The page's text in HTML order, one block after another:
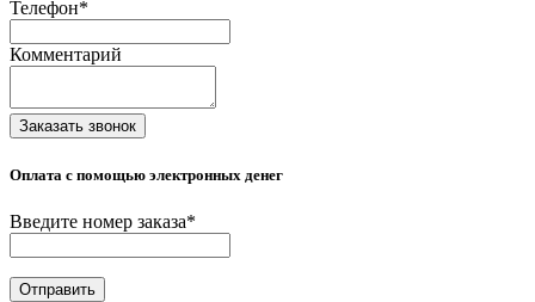
Телефон*
Комментарий
Заказать звонок
Оплата с помощью электронных денег
Введите номер заказа*
Отправить